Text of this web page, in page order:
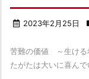
2023年2月25日
苦難の価値 ～生ける
たがたは大いに喜ん